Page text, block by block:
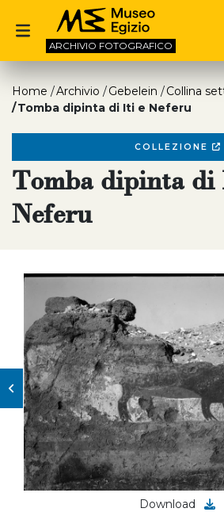
ARCHIVIO FOTOGRAFICO
Home Archivio Gebelein
Collina
Tomba dipinta di Iti e Neferu
COLLEZIONE
Tomba dipinta di
Neferu
Download